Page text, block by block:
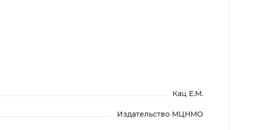
Кац Е.М.
Издательство МЦНМО